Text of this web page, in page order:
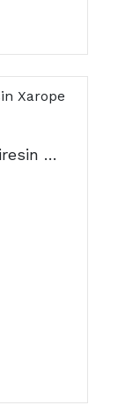
Grintuss Pediatri Poliresin Xarope 180g